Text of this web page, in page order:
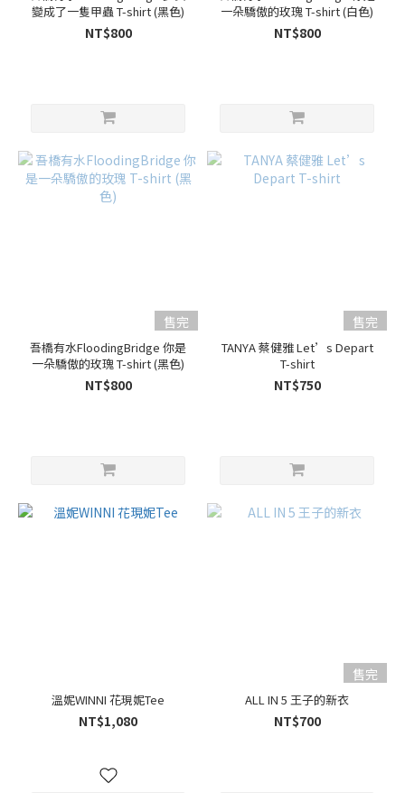
變成了一隻甲蟲 T-shirt (黑色)
NT$800
一朵驕傲的玫瑰 T-shirt (白色)
NT$800
售完
吾橋有水FloodingBridge 你是
一朵驕傲的玫瑰 T-shirt (黑色)
NT$800
售完
TANYA 蔡健雅 Let’s Depart
T-shirt
NT$750
溫妮WINNI 花現妮Tee
NT$1,080
售完
ALL IN 5 王子的新衣
NT$700